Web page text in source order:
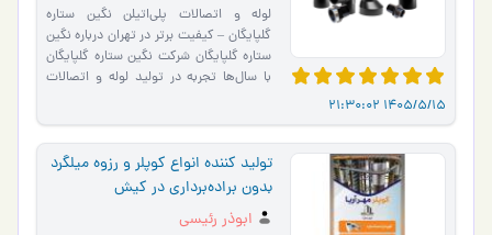
1405/5/15 21:30:02
لوله و اتصالات پلی‌اتیلن نگین ستاره
گلپایگان – کیفیت برتر در تهران درباره نگین
ستاره گلپایگان شرکت نگین ستاره گلپایگان
با سال‌ها تجربه در تولید لوله و اتصالات
تولید کننده انواع کوپلر و رزوه میلگرد
بدون براده‌برداری در کیش
ابوذر رئیسی